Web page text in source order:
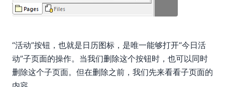
“活动”按钮，也就是日历图标，是唯一能够打开“今日活
动”子页面的操作。当我们删除这个按钮时，也可以同时
删除这个子页面。但在删除之前，我们先来看看子页面的